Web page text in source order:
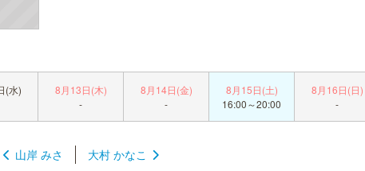
(水)
8月13日(木)
-
8月14日(金)
-
8月15日(土)
16:00～20:00
8月16日(日)
-
山岸 みさ 大村 かなこ